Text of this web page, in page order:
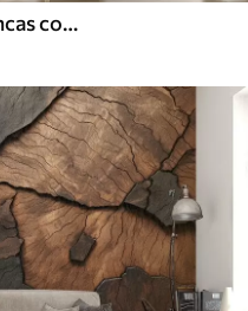
Hojas de palma frágiles blancas con textura grunge